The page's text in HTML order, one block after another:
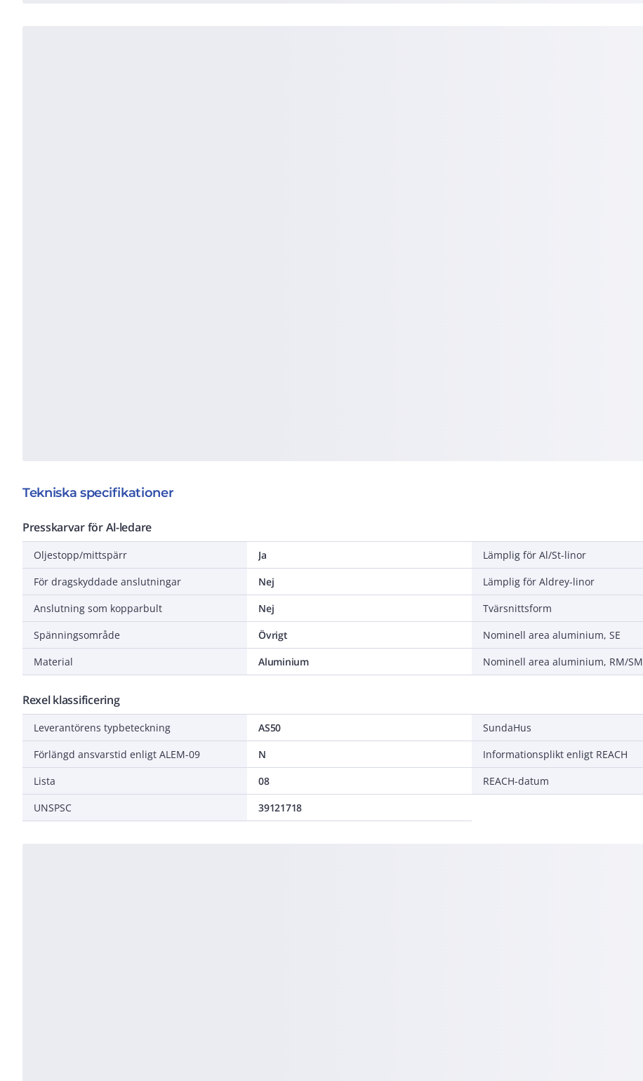
Tekniska specifikationer
Presskarvar för Al-ledare
Oljestopp/mittspärr
Ja
För dragskyddade anslutningar
Nej
Anslutning som kopparbult
Nej
Spänningsområde
Övrigt
Material
Aluminium
Lämplig för Al/St-linor
Lämplig för Aldrey-linor
Tvärsnittsform
Nominell area aluminium, SE
Nominell area aluminium, RM/SM
Rexel klassificering
Leverantörens typbeteckning
AS50
Förlängd ansvarstid enligt ALEM-09
N
Lista
08
UNSPSC
39121718
SundaHus
Informationsplikt enligt REACH
REACH-datum